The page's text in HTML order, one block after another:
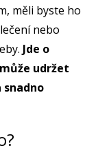
měli byste ho
nebo
Jde o
udržet
snadno